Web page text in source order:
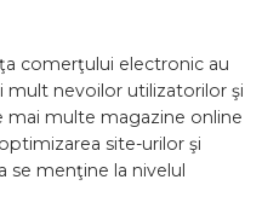
comerţului electronic au
nevoilor utilizatorilor şi
mai multe magazine online
site-urilor şi
se menţine la nivelul